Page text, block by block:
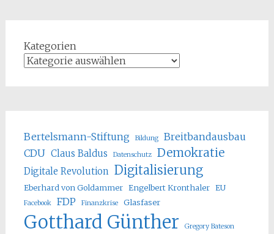
Kategorien
Bertelsmann-Stiftung Bildung
Breitbandausbau
CDU Claus Baldus Datenschutz Demokratie
Digitale Revolution Digitalisierung
Eberhard von Goldammer Engelbert Kronthaler EU
Facebook FDP Finanzkrise Glasfaser
Gotthard Günther Gregory Bateson